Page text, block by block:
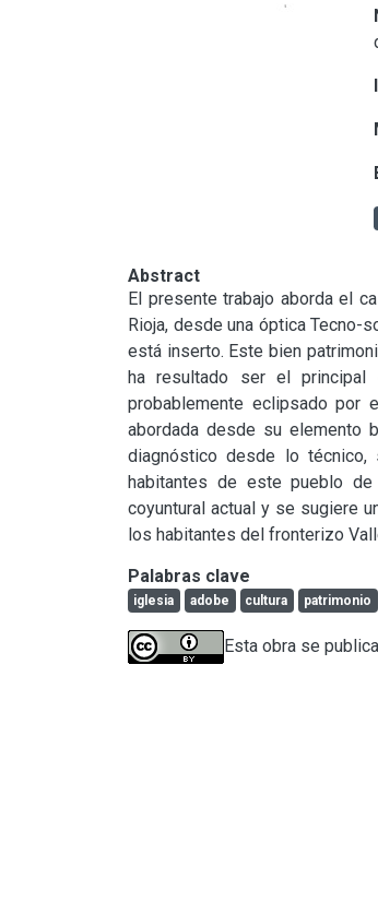
Abstract
El presente trabajo aborda el
Rioja, desde una óptica Tecno-
está inserto. Este bien
ha resultado ser el principal
probablemente eclipsado por
abordada desde su elemento
diagnóstico desde lo técnico,
habitantes de este pueblo
coyuntural actual y se sugiere
los habitantes del fronterizo
Palabras clave
iglesia adobe cultura patrimonio
Esta obra se